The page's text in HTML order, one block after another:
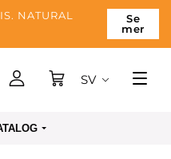
NATURAL
Se
mer
SV